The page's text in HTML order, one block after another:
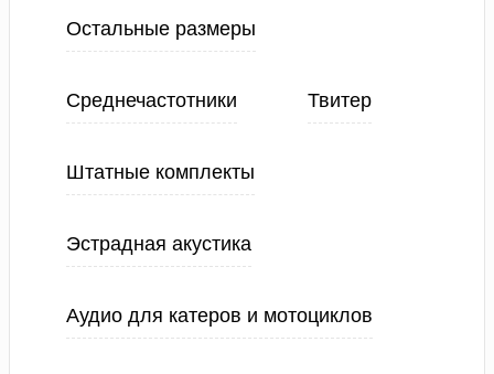
Остальные размеры
Среднечастотники Твитер
Штатные комплекты
Эстрадная акустика
Аудио для катеров и мотоциклов